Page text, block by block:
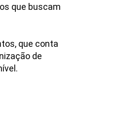
que buscam
que conta
de